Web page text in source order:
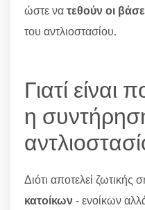
ώστε νατεθούν οι
του αντλιοστασίου.
Γιατί είναι
η
Διότι αποτελεί ζωτικής
κατοίκων- ενοίκων